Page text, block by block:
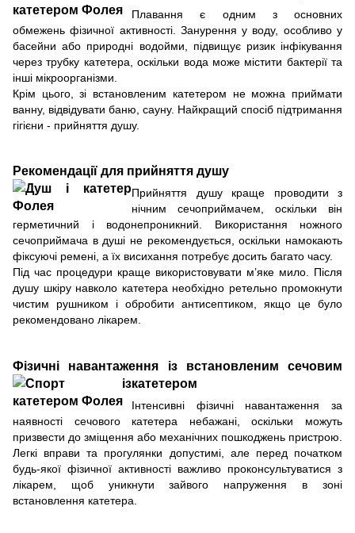
Плавання є одним з основних
обмежень фізичної активності. Занурення у воду, особливо у
басейни або природні водойми, підвищує ризик інфікування
через трубку катетера, оскільки вода може містити бактерії та
інші мікроорганізми.
Крім цього, зі встановленим катетером не можна приймати
ванну, відвідувати баню, сауну. Найкращий спосіб підтримання
гігієни - прийняття душу.
Рекомендації для прийняття душу
Прийняття душу краще проводити з
нічним сечоприймачем, оскільки він
герметичний і водонепроникний. Використання ножного
сечоприймача в душі не рекомендується, оскільки намокають
фіксуючі ремені, а їх висихання потребує досить багато часу.
Під час процедури краще використовувати м’яке мило. Після
душу шкіру навколо катетера необхідно ретельно промокнути
чистим рушником і обробити антисептиком, якщо це було
рекомендовано лікарем.
Фізичні навантаження із встановленим сечовим
катетером
Інтенсивні фізичні навантаження за
наявності сечового катетера небажані, оскільки можуть
призвести до зміщення або механічних пошкоджень пристрою.
Легкі вправи та прогулянки допустимі, але перед початком
будь-якої фізичної активності важливо проконсультуватися з
лікарем, щоб уникнути зайвого напруження в зоні
встановлення катетера.